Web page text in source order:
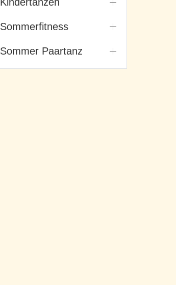
Sommerfitness
Sommer Paartanz